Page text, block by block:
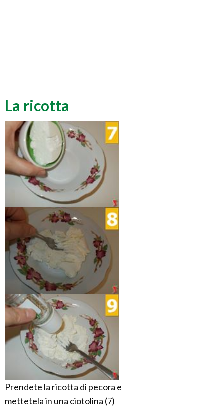
La ricotta
Prendete la ricotta di pecora e
mettetela in una ciotolina (7)